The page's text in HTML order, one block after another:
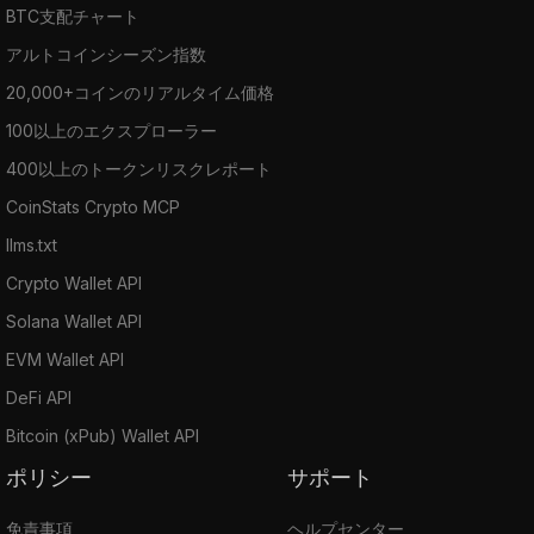
BTC支配チャート
アルトコインシーズン指数
20,000+コインのリアルタイム価格
100以上のエクスプローラー
400以上のトークンリスクレポート
CoinStats Crypto MCP
llms.txt
Crypto Wallet API
Solana Wallet API
EVM Wallet API
DeFi API
Bitcoin (xPub) Wallet API
ポリシー
免責事項
サポート
ヘルプセンター